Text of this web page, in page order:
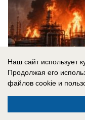
Наш сайт использует
Продолжая его
файлов cookie и